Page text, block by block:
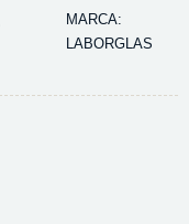
MARCA:
LABORGLAS